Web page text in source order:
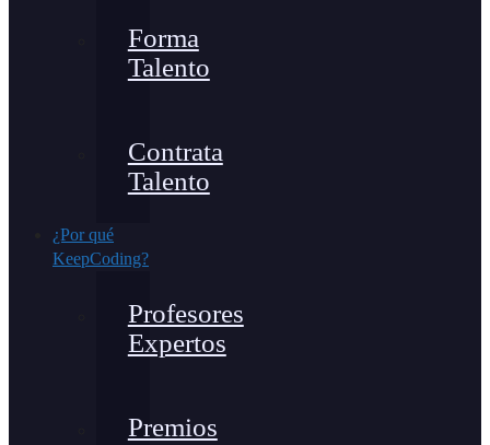
Forma
Talento
Contrata
Talento
¿Por qué
KeepCoding?
Profesores
Expertos
Premios